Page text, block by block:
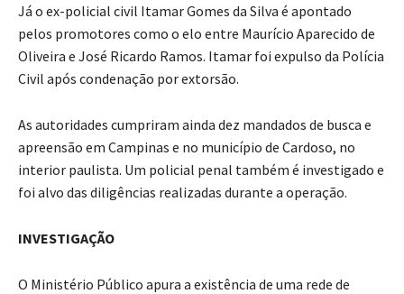
Já o ex-policial civil Itamar Gomes da Silva é apontado
pelos promotores como o elo entre Maurício Aparecido de
Oliveira e José Ricardo Ramos. Itamar foi expulso da Polícia
Civil após condenação por extorsão.
As autoridades cumpriram ainda dez mandados de busca e
apreensão em Campinas e no município de Cardoso, no
interior paulista. Um policial penal também é investigado e
foi alvo das diligências realizadas durante a operação.
INVESTIGAÇÃO
O Ministério Público apura a existência de uma rede de